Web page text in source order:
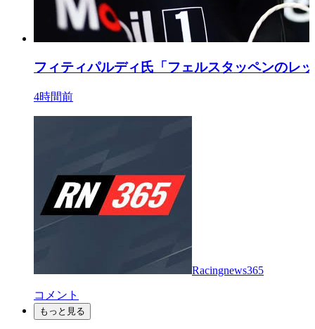
フィティパルディ氏「フェルスタッペンのレ
4時間前
Racingnews365
コメント
もっと見る